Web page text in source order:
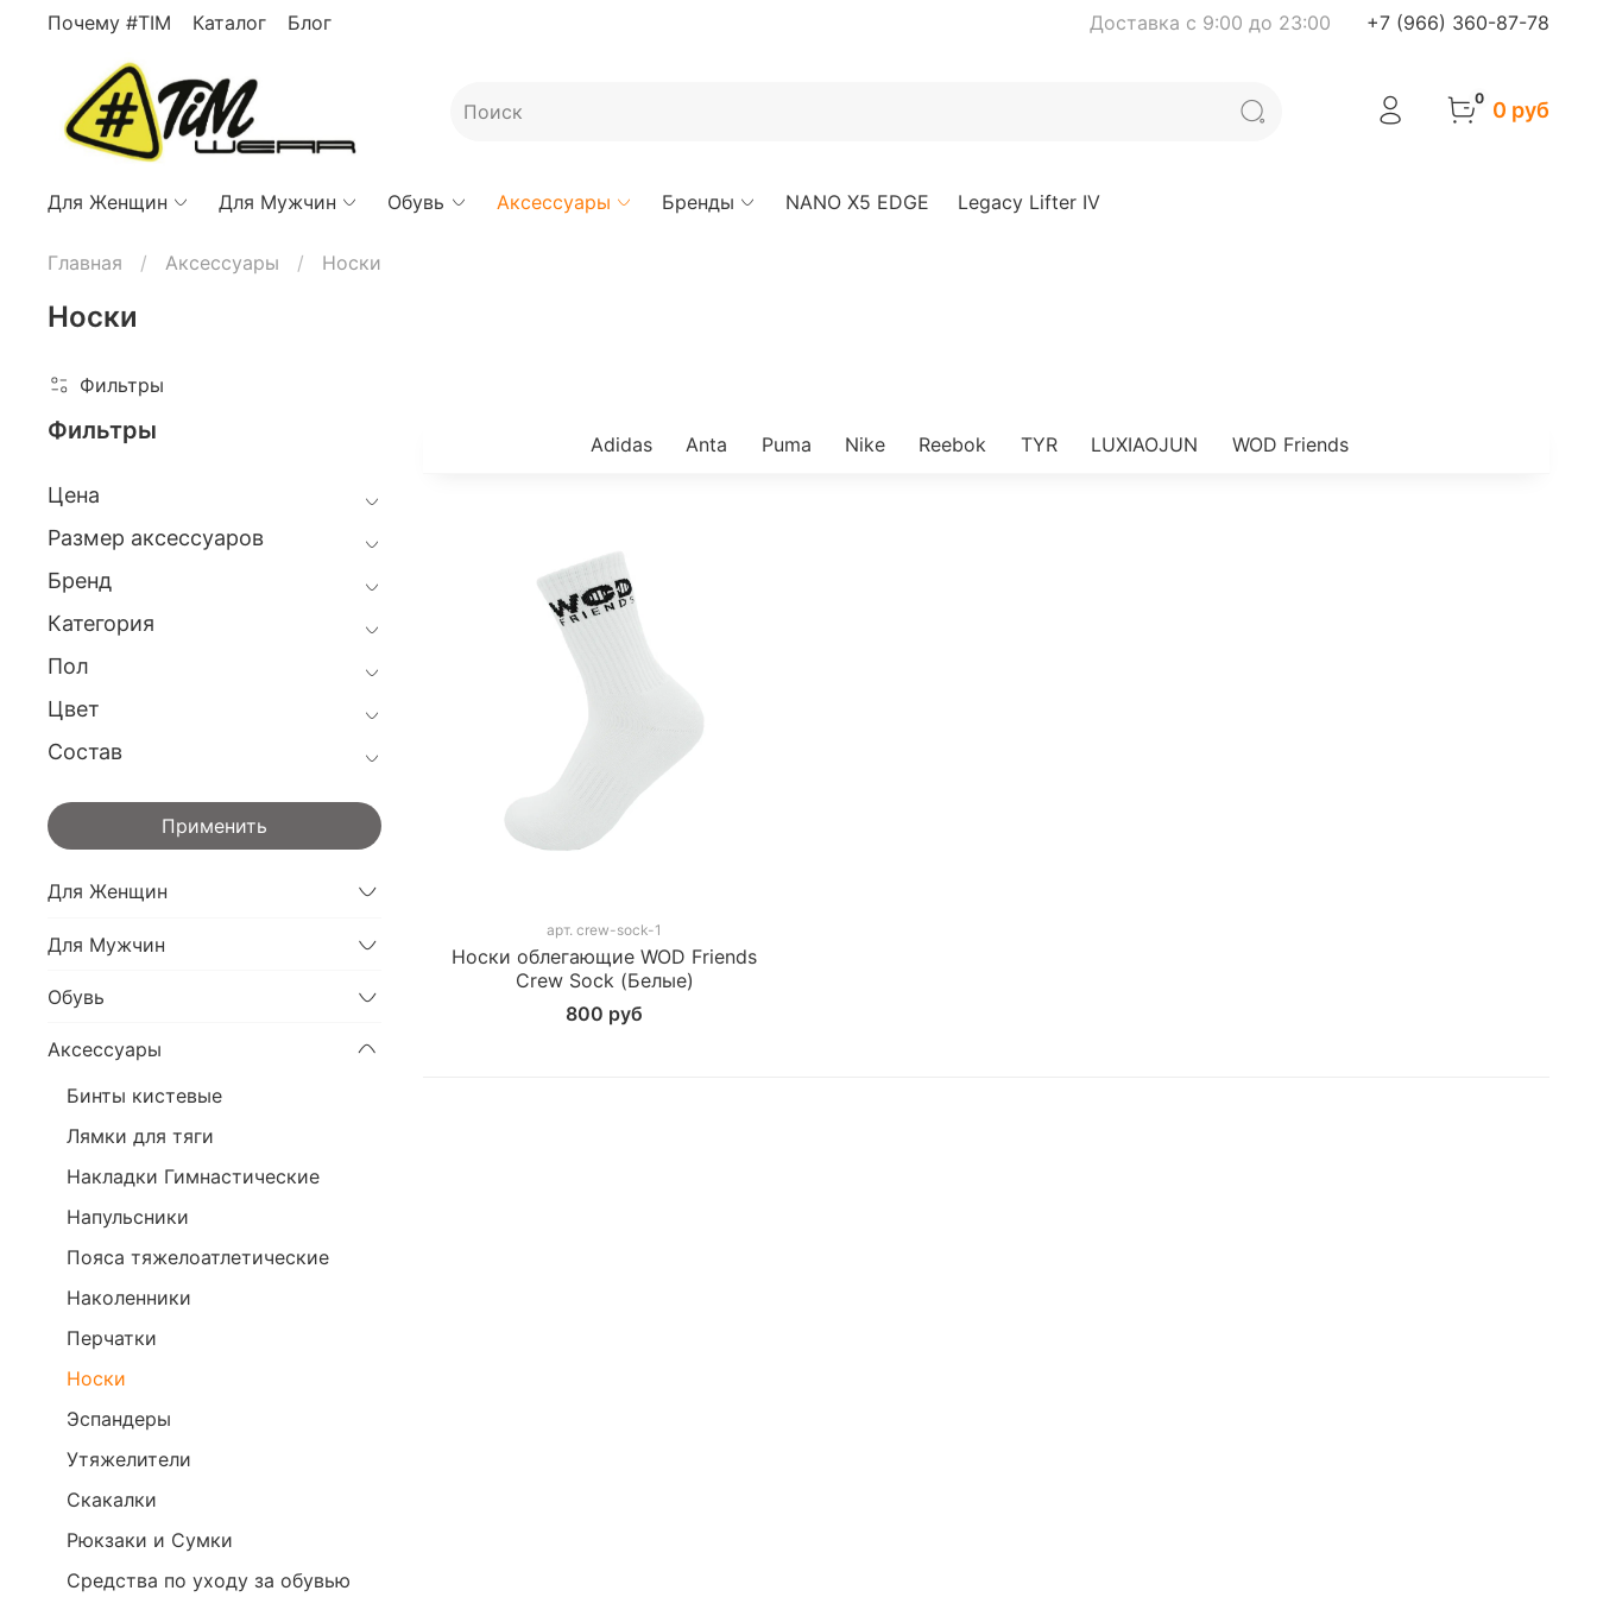
Почему #TIM Каталог Блог Доставка с 9:00 до 23:00 +7 (966) 360-87-78
0 0 руб
Для Женщин Для Мужчин Обувь Аксессуары Бренды NANO X5 EDGE Legacy Lifter IV
Главная Аксессуары Носки
Носки
Фильтры
Adidas Anta Puma Nike Reebok TYR LUXIAOJUN WOD Friends
арт.crew-sock-1
Носки облегающие WOD Friends
Crew Sock (Белые)
800 руб
Фильтры
Цена
Размер аксессуаров
Бренд
Категория
Пол
Цвет
Состав
Применить
Для Женщин
Для Мужчин
Обувь
Аксессуары
Бинты кистевые
Лямки для тяги
Накладки Гимнастические
Напульсники
Пояса тяжелоатлетические
Наколенники
Перчатки
Носки
Эспандеры
Утяжелители
Скакалки
Рюкзаки и Сумки
Средства по уходу за обувью